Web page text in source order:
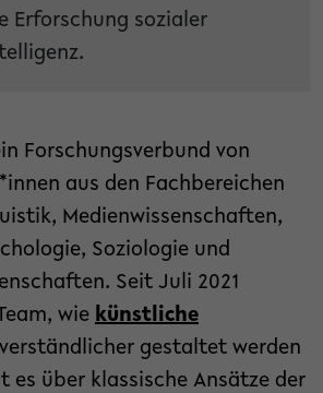
Erforschung sozialer
Forschungsverbund von
aus den Fachbereichen
Medienwissenschaften,
Soziologie und
Seit Juli 2021
wie künstliche
gestaltet werden
es über klassische Ansätze der